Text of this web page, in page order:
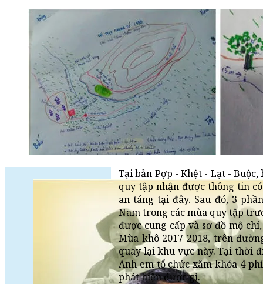
Tại bản Pợp - Khệt - Lạt -
quy tập nhận được thông tin
an táng tại đây. Sau đó, 3
Nam trong các mùa quy tập
được cung cấp và sơ đồ mộ
Mùa khô 2017-2018, trên
quay lại khu vực này. Tại thời
Anh em tổ chức xăm khóa 4
phát hiện được gì.